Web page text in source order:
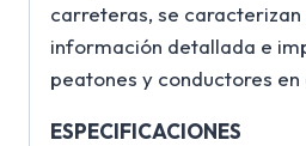
carreteras, se
información detallada e
peatones y conductores en
ESPECIFICACIONES